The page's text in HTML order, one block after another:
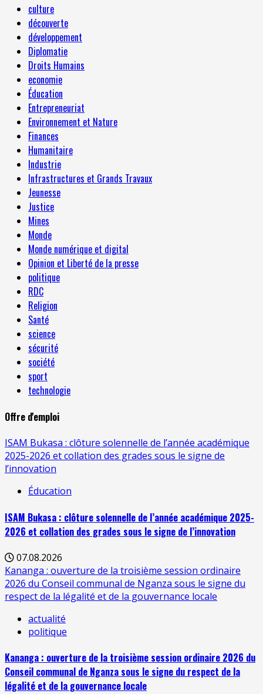
culture
découverte
développement
Diplomatie
Droits Humains
economie
Éducation
Entrepreneuriat
Environnement et Nature
Finances
Humanitaire
Industrie
Infrastructures et Grands Travaux
Jeunesse
Justice
Mines
Monde
Monde numérique et digital
Opinion et Liberté de la presse
politique
RDC
Religion
Santé
science
sécurité
société
sport
technologie
Offre d'emploi
ISAM Bukasa : clôture solennelle de l’année académique
2025-2026 et collation des grades sous le signe de
l’innovation
Éducation
ISAM Bukasa : clôture solennelle de l’année académique 2025-
2026 et collation des grades sous le signe de l’innovation
07.08.2026
Kananga : ouverture de la troisième session ordinaire
2026 du Conseil communal de Nganza sous le signe du
respect de la légalité et de la gouvernance locale
actualité
politique
Kananga : ouverture de la troisième session ordinaire 2026 du
Conseil communal de Nganza sous le signe du respect de la
légalité et de la gouvernance locale